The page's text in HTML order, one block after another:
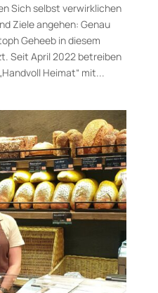
Sich selbst verwirklichen
Ziele angehen: Genau
Geheeb in diesem
Seit April 2022 betreiben
Heimat“ mit...